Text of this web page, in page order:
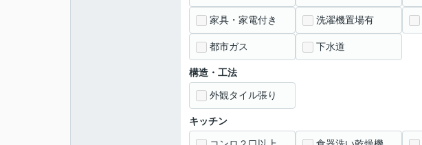
家具・家電付き 洗濯機置場有
都市ガス 下水道
構造・工法
外観タイル張り
キッチン